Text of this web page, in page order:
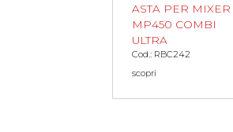
ASTA PER MIXER
MP450 COMBI
ULTRA
Cod.: RBC242
scopri